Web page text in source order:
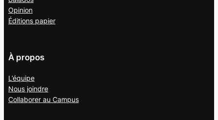
Opinion
Éditions papier
À propos
L’équipe
Nous joindre
Collaborer au Campus